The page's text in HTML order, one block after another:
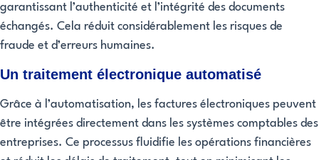
garantissant l’authenticité et l’intégrité des documents
échangés. Cela réduit considérablement les risques de
fraude et d’erreurs humaines.
Un traitement électronique automatisé
Grâce à l’automatisation, les factures électroniques peuvent
être intégrées directement dans les systèmes comptables des
entreprises. Ce processus fluidifie les opérations financières